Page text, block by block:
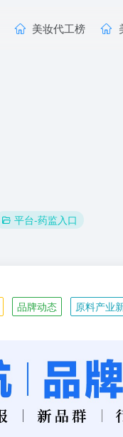
美妆代工榜
平台-药监入口
品牌动态 原料产业